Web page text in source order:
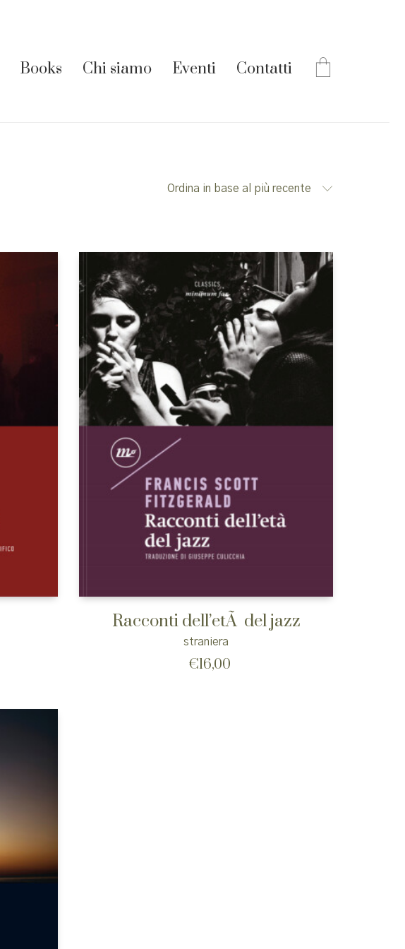
Books Chi siamo Eventi Contatti
Ordina in base al più recente
Racconti dell’etÃ del jazz
straniera
€16,00